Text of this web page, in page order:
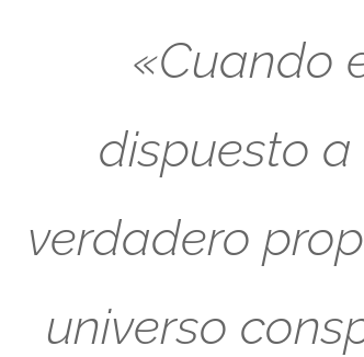
«Cuando
dispuesto
verdadero
universo